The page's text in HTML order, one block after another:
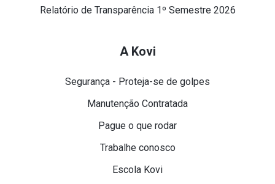
Relatório de Transparência 1º Semestre 2026
A Kovi
Segurança - Proteja-se de golpes
Manutenção Contratada
Pague o que rodar
Trabalhe conosco
Escola Kovi